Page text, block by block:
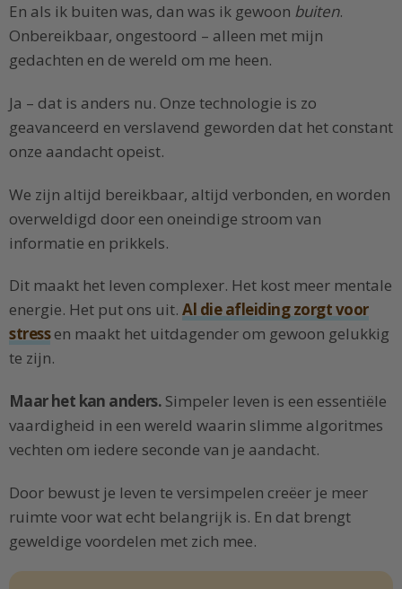
En als ik buiten was, dan was ik gewoon buiten.
Onbereikbaar, ongestoord – alleen met mijn
gedachten en de wereld om me heen.
Ja – dat is anders nu. Onze technologie is zo
geavanceerd en verslavend geworden dat het constant
onze aandacht opeist.
We zijn altijd bereikbaar, altijd verbonden, en worden
overweldigd door een oneindige stroom van
informatie en prikkels.
Dit maakt het leven complexer. Het kost meer mentale
energie. Het put ons uit. Al die afleiding zorgt voor
stressen maakt het uitdagender om gewoon gelukkig
te zijn.
Maar het kan anders. Simpeler leven is een essentiële
vaardigheid in een wereld waarin slimme algoritmes
vechten om iedere seconde van je aandacht.
Door bewust je leven te versimpelen creëer je meer
ruimte voor wat echt belangrijk is. En dat brengt
geweldige voordelen met zich mee.